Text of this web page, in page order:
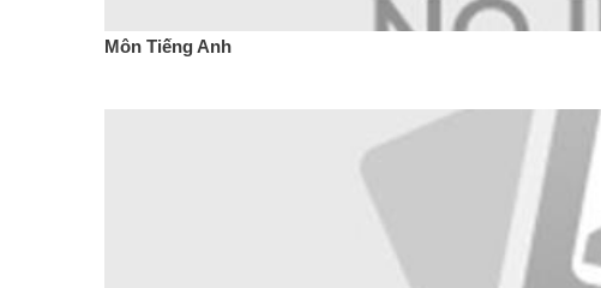
Môn Tiếng Anh